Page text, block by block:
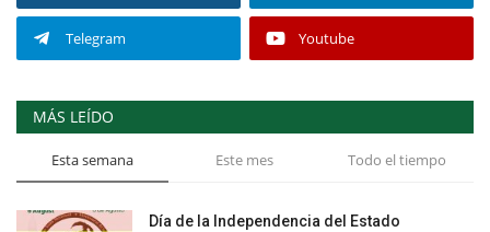
Telegram Youtube
MÁS LEÍDO
Esta semana Este mes Todo el tiempo
Día de la Independencia del Estado